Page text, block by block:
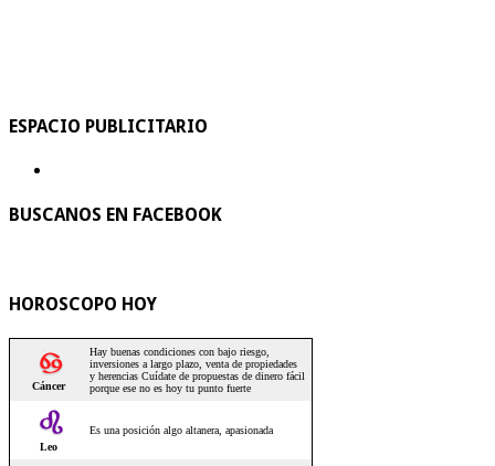
ESPACIO PUBLICITARIO
BUSCANOS EN FACEBOOK
HOROSCOPO HOY